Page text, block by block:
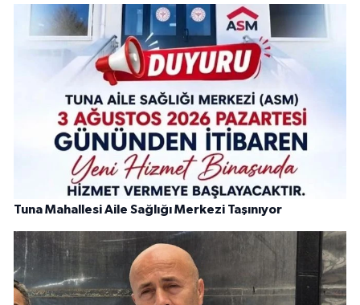
Tuna Mahallesi Aile Sağlığı Merkezi Taşınıyor